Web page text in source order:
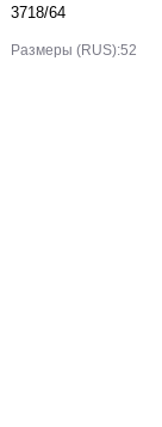
3718/64
Размеры (RUS):52